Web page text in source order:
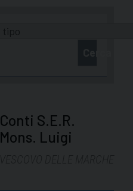
Conti S.E.R.
Mons. Luigi